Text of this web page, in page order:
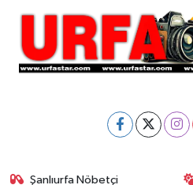
Şanlıurfa Nöbetçi